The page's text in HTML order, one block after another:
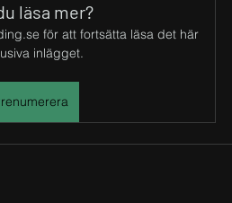
läsa mer?
för att fortsätta läsa det här
inlägget.